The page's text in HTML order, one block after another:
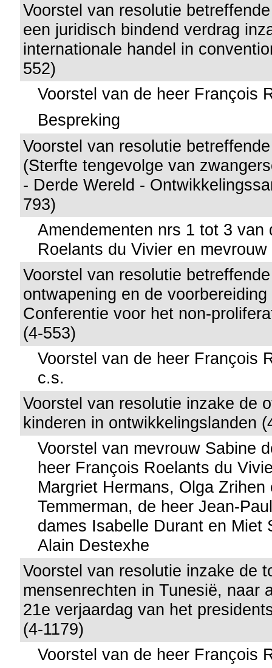
Voorstel van resolutie
een juridisch bindend verdrag
internationale handel in
552)
Voorstel van de heer François
Bespreking
Voorstel van resolutie
(Sterfte tengevolge van
- Derde Wereld -
793)
Amendementen nrs 1 tot 3 van
Roelants du Vivier en
Voorstel van resolutie
ontwapening en de
Conferentie voor het non-
(4-553)
Voorstel van de heer François
c.s.
Voorstel van resolutie inzake de
kinderen in ontwikkelingslanden
Voorstel van mevrouw Sabine
heer François Roelants du
Margriet Hermans, Olga Zrihen
Temmerman, de heer Jean-
dames Isabelle Durant en Miet
Alain Destexhe
Voorstel van resolutie inzake de
mensenrechten in Tunesië, naar
21e verjaardag van het
(4-1179)
Voorstel van de heer François